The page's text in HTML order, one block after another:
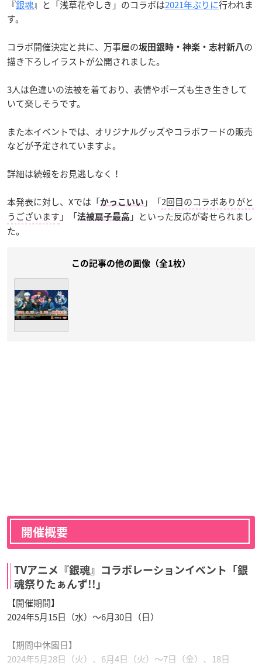
『銀魂』と「浅草花やしき」のコラボは2021年ぶりに行われま
す。
コラボ開催決定と共に、万事屋の坂田銀時・神楽・志村新八 の
描き下ろしイラストが公開されました。
3人は色違いの法被を着ており、表情やポーズも生き生きして
いて楽しそうです。
また本イベントでは、オリジナルグッズやコラボフードの販売
などが予定されていますよ。
詳細は続報をお見逃しなく！
本発表に対し、Xでは「かっこいい 」「2回目のコラボありがと
うございます 」「法被扇子最高 」といった反応が寄せられまし
た。
この記事の他の画像（全1枚）
開催概要
TVアニメ『銀魂』コラボレーションイベント「銀
魂祭りたぁんず!!」
【開催期間】
2024年5月15日（水）～6月30日（日）
【期間中休園日】
2024年5月28日（火）、6月4日（火）～7日（金）、18日